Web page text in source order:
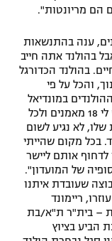
הם מריונטות".
ענה בהתנשאות
בהולנד אתה חייב
בהולנד הכדורגל
והכל על פי
במונדיאל
1974. כולם צריכים ללכת באותה דרך. אם יש לי 18 מאמנים ולכל
לא נגיע לשום
בכל מקום שהייתי
לדחוף אותם ליישר
של המועדון".
שעובדת איתנו
ריימונד
– בית"ר ת"א/בת
הביע בציוץ